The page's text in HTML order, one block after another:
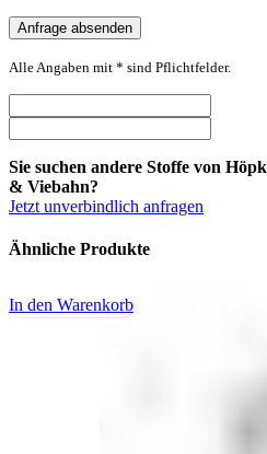
Alle Angaben mit * sind Pflichtfelder.
Sie suchen andere Stoffe von
& Viebahn?
Jetzt unverbindlich anfragen
Ähnliche Produkte
In den Warenkorb